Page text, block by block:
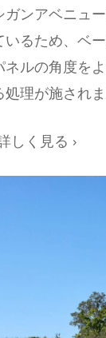
ガンアベニュ
るため、ベ
ネルの角度を
理が施されま
しく見る ›